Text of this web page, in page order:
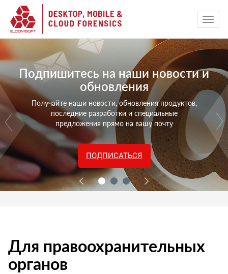
Подпишитесь на наши новости и
обновления
Получайте наши новости, обновления продуктов,
последние разработки и специальные
предложения прямо на вашу почту
ПОДПИСАТЬСЯ
Для правоохранительных
органов